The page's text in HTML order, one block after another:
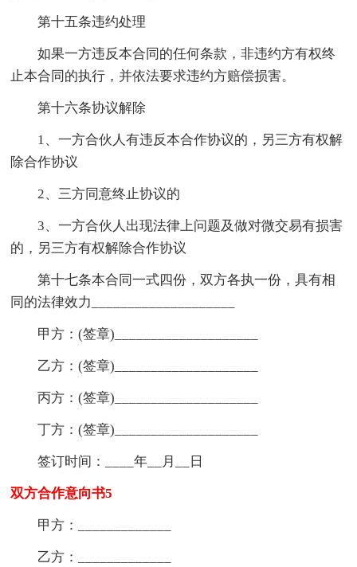
第十五条违约处理
如果一方违反本合同的任何条款，非违约方有权终
止本合同的执行，并依法要求违约方赔偿损害。
第十六条协议解除
1、一方合伙人有违反本合作协议的，另三方有权解
除合作协议
2、三方同意终止协议的
3、一方合伙人出现法律上问题及做对微交易有损害
的，另三方有权解除合作协议
第十七条本合同一式四份，双方各执一份，具有相
同的法律效力____________________
甲方：(签章)____________________
乙方：(签章)____________________
丙方：(签章)____________________
丁方：(签章)____________________
签订时间：____年__月__日
双方合作意向书5
甲方：_____________
乙方：_____________